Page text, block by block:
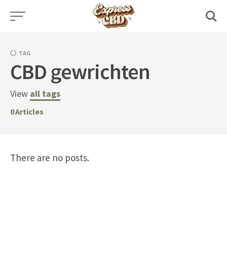
Skip
TAG
CBD gewrichten
View all tags
0Articles
There are no posts.